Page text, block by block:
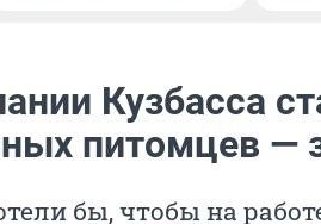
Кузбасса
питомцев —
бы, чтобы на